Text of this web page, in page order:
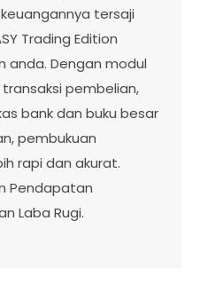
tersaji
Trading Edition
anda. Dengan modul
pembelian,
bank dan buku besar
pembukuan
rapi dan akurat.
Pendapatan
Laba Rugi.